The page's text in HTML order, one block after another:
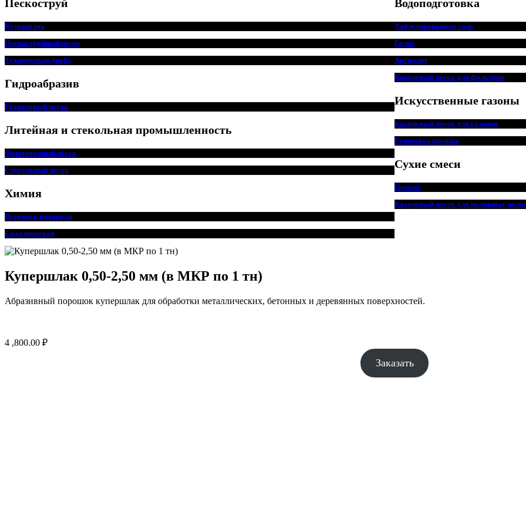
Пескоструй
Купершлак
Пескоструйный песок
Техническая дробь
Гидроабразив
Гранатовый песок
Литейная и стекольная промышленность
Формовочный песок
Стекольный песок
Химия
Перекись водорода
Сода пищевая
Водоподготовка
Таблетированная соль
Галит
Аргиллит
Кварцевый песок для фильтров
Искусственные газоны
Кварцевый песок для газонов
Резиновая крошка
Сухие смеси
Цемент
Кварцевый песок для наливных
Купершлак 0,50-2,50 мм (в МКР по 1 тн)
Абразивный порошок купершлак для обработки металлических, бетонных и деревянных поверхностей.
4 ,800.00 ₽
Заказать